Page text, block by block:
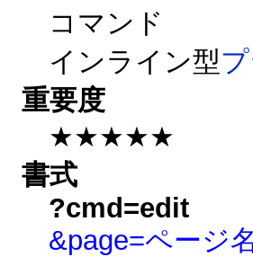
コマンド
インライン型
重要度
★★★★★
書式
?cmd=edit
&page=ページ